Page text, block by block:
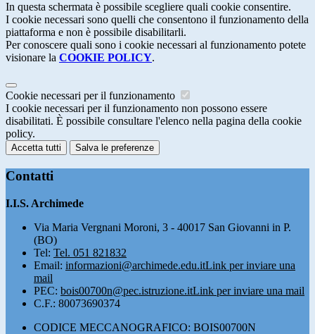
In questa schermata è possibile scegliere quali cookie consentire.
I cookie necessari sono quelli che consentono il funzionamento della
piattaforma e non è possibile disabilitarli.
Per conoscere quali sono i cookie necessari al funzionamento potete
visionare la COOKIE POLICY.
Cookie necessari per il funzionamento
I cookie necessari per il funzionamento non possono essere
disabilitati. È possibile consultare l'elenco nella pagina della cookie
policy.
Accetta tutti Salva le preferenze
Contatti
I.I.S. Archimede
Via Maria Vergnani Moroni, 3 - 40017 San Giovanni in P.
(BO)
Tel: Tel. 051 821832
Email: informazioni@archimede.edu.itLink per inviare una
mail
PEC: bois00700n@pec.istruzione.itLink per inviare una mail
C.F.: 80073690374
CODICE MECCANOGRAFICO: BOIS00700N